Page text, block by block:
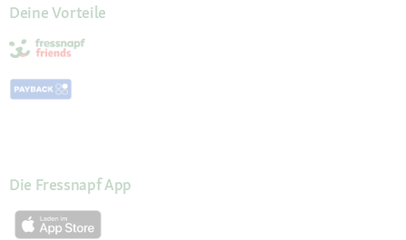
Deine Vorteile
Die Fressnapf App